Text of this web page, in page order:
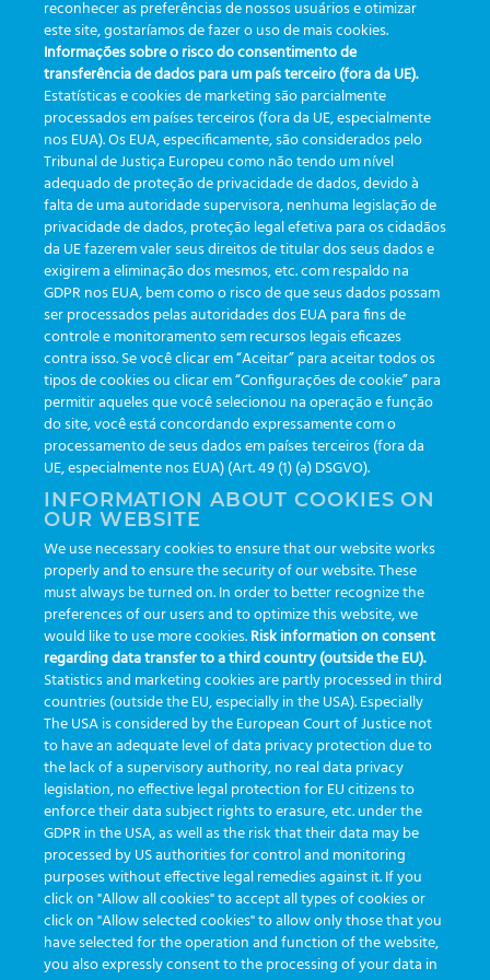
Gerador de Cupom
Cadastre as informações abaixo e clique emSENDEN
O código do Cupom será gerado automaticamente
“ zeigt erforderliche Felder an
Plano
Cliente *
Informe o nome do laboratório
E-Mail
Informe o e-mail do cliente
reconhecer as preferências de nossos usuários e otimizar
este site, gostaríamos de fazer o uso de mais cookies.
Informações sobre o risco do consentimento de
transferência de dados para um país terceiro (fora da UE).
Estatísticas e cookies de marketing são parcialmente
processados em países terceiros (fora da UE, especialmente
nos EUA). Os EUA, especificamente, são considerados pelo
Tribunal de Justiça Europeu como não tendo um nível
adequado de proteção de privacidade de dados, devido à
falta de uma autoridade supervisora, nenhuma legislação de
privacidade de dados, proteção legal efetiva para os cidadãos
da UE fazerem valer seus direitos de titular dos seus dados e
exigirem a eliminação dos mesmos, etc. com respaldo na
GDPR nos EUA, bem como o risco de que seus dados possam
ser processados pelas autoridades dos EUA para fins de
controle e monitoramento sem recursos legais eficazes
contra isso. Se você clicar em “Aceitar” para aceitar todos os
tipos de cookies ou clicar em “Configurações de cookie” para
permitir aqueles que você selecionou na operação e função
do site, você está concordando expressamente com o
processamento de seus dados em países terceiros (fora da
UE, especialmente nos EUA) (Art. 49 (1) (a) DSGVO).
INFORMATION ABOUT COOKIES ON
OUR WEBSITE
We use necessary cookies to ensure that our website works
properly and to ensure the security of our website. These
must always be turned on. In order to better recognize the
preferences of our users and to optimize this website, we
would like to use more cookies.Risk information on consent
regarding data transfer to a third country (outside the EU).
Statistics and marketing cookies are partly processed in third
countries (outside the EU, especially in the USA). Especially
The USA is considered by the European Court of Justice not
to have an adequate level of data privacy protection due to
the lack of a supervisory authority, no real data privacy
legislation, no effective legal protection for EU citizens to
enforce their data subject rights to erasure, etc. under the
GDPR in the USA, as well as the risk that their data may be
processed by US authorities for control and monitoring
purposes without effective legal remedies against it. If you
click on "Allow all cookies" to accept all types of cookies or
click on "Allow selected cookies" to allow only those that you
have selected for the operation and function of the website,
you also expressly consent to the processing of your data in